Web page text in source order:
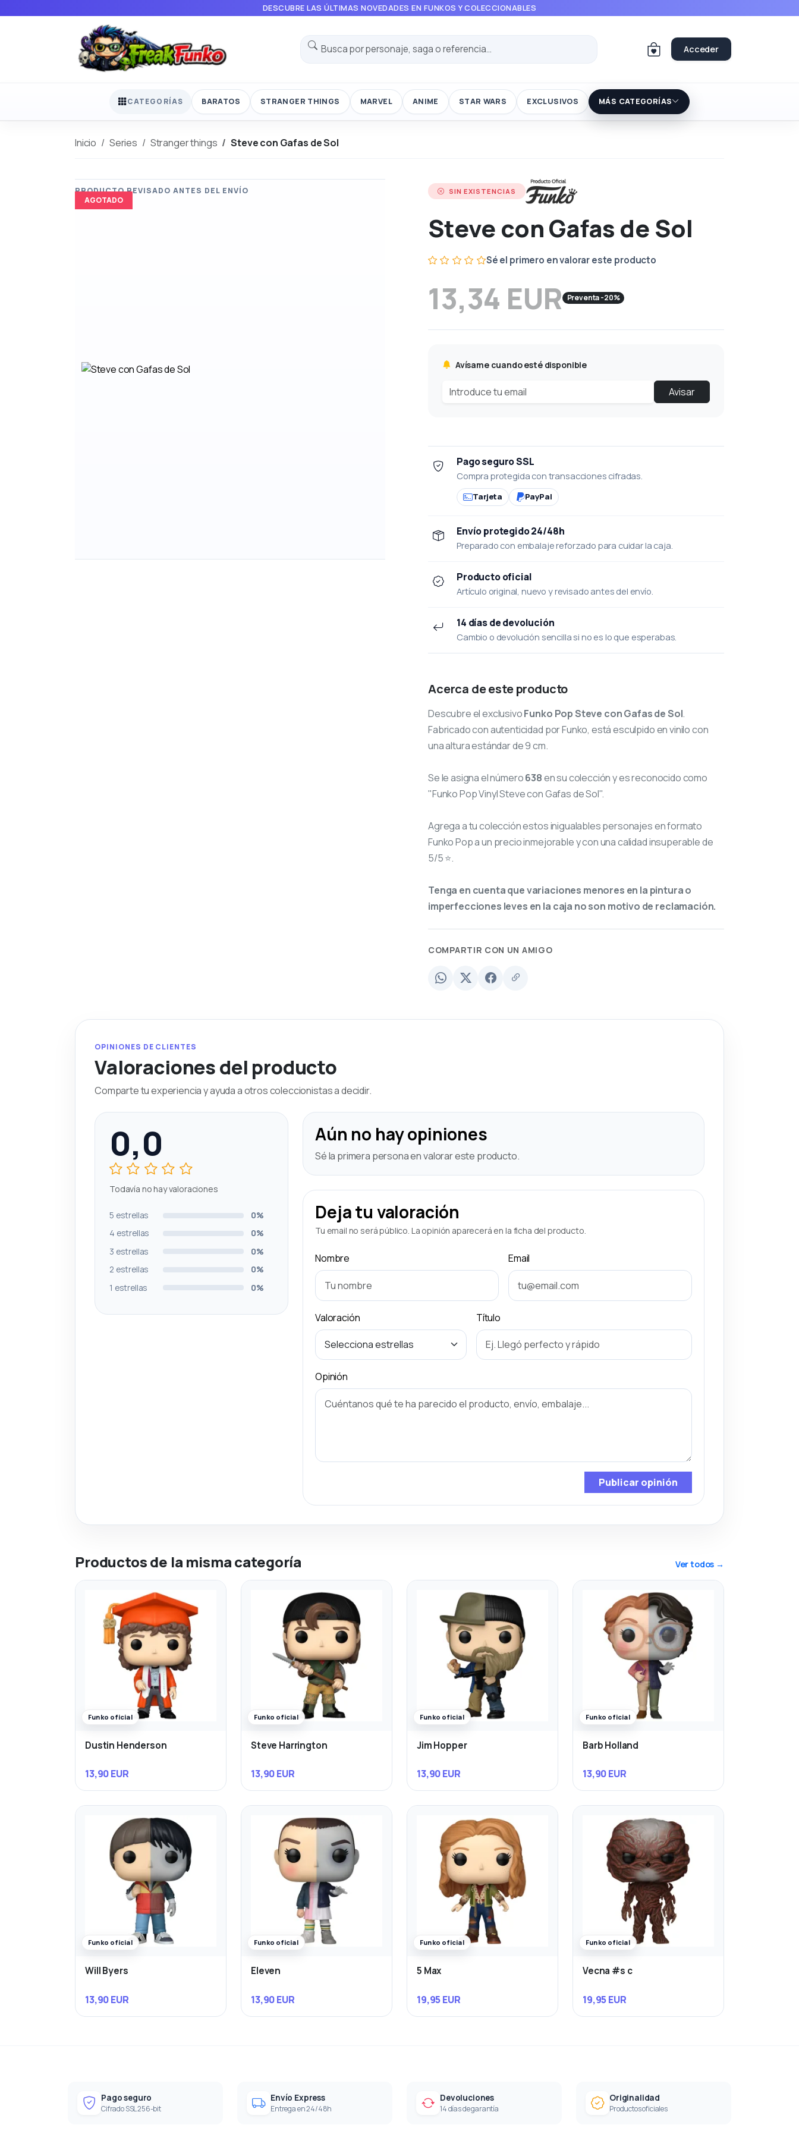
DESCUBRE LAS ÚLTIMAS NOVEDADES EN FUNKOS Y COLECCIONABLES
Acceder
CATEGORÍAS BARATOS STRANGER THINGS MARVEL ANIME STAR WARS EXCLUSIVOS MÁS CATEGORÍAS
Inicio Series Stranger things Steve con Gafas de Sol
AGOTADO
SIN EXISTENCIAS
Steve con Gafas de Sol
Sé el primero en valorar este producto
13,34 EUR Preventa -20%
Avísame cuando esté disponible
Avisar
Pago seguro SSL
Compra protegida con transacciones cifradas.
Tarjeta PayPal
Envío protegido 24/48h
Preparado con embalaje reforzado para cuidar la caja.
Producto oficial
Artículo original, nuevo y revisado antes del envío.
14 días de devolución
Cambio o devolución sencilla si no es lo que esperabas.
Acerca de este producto
Descubre el exclusivoFunko Pop Steve con Gafas de Sol.
Fabricado con autenticidad por Funko, está esculpido en vinilo con
una altura estándar de 9 cm.
Se le asigna el número638en su colección y es reconocido como
"Funko Pop Vinyl Steve con Gafas de Sol".
Agrega a tu colección estos inigualables personajes en formato
Funko Pop a un precio inmejorable y con una calidad insuperable de
5/5 ⭐.
Tenga en cuenta que variaciones menores en la pintura o
imperfecciones leves en la caja no son motivo de reclamación.
COMPARTIR CON UN AMIGO
OPINIONES DE CLIENTES
Valoraciones del producto
Comparte tu experiencia y ayuda a otros coleccionistas a decidir.
0,0
Todavía no hay valoraciones
5 estrellas
0%
4 estrellas
0%
3 estrellas
0%
2 estrellas
0%
1 estrellas
0%
Aún no hay opiniones
Sé la primera persona en valorar este producto.
Deja tu valoración
Tu email no será público. La opinión aparecerá en la ficha del producto.
Nombre Email
Valoración Título
Opinión
Publicar opinión
Productos de la misma categoría Ver todos →
Funko oficial
Dustin Henderson
13,90 EUR
Funko oficial
Steve Harrington
13,90 EUR
Funko oficial
Jim Hopper
13,90 EUR
Funko oficial
Barb Holland
13,90 EUR
Funko oficial
Will Byers
13,90 EUR
Funko oficial
Eleven
13,90 EUR
Funko oficial
5 Max
19,95 EUR
Funko oficial
Vecna #s c
19,95 EUR
Pago seguro
Cifrado SSL 256-bit
Envío Express
Entrega en 24/48h
Devoluciones
14 días de garantía
Originalidad
Productos oficiales